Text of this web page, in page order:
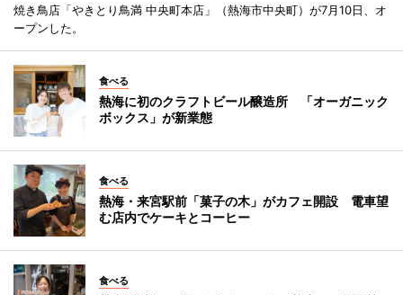
焼き鳥店「やきとり鳥満 中央町本店」（熱海市中央町）が7月10日、オ
ープンした。
食べる
熱海に初のクラフトビール醸造所 「オーガニック
ボックス」が新業態
食べる
熱海・来宮駅前「菓子の木」がカフェ開設 電車望
む店内でケーキとコーヒー
食べる